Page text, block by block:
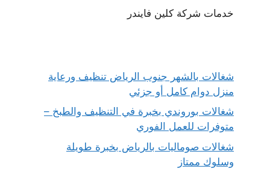
خدمات شركة كلين فايندر
شغالات بالشهر جنوب الرياض تنظيف ورعاية
منزل دوام كامل أو جزئي
شغالات بوروندي بخبرة في التنظيف والطبخ –
متوفرات للعمل الفوري
شغالات صوماليات بالرياض بخبرة طويلة
وسلوك ممتاز